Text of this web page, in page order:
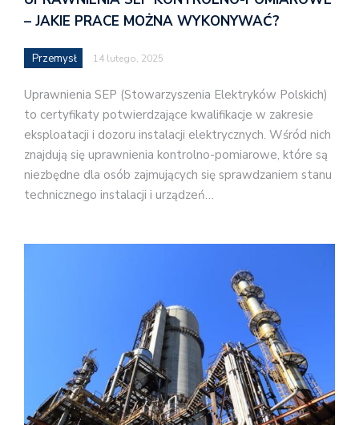
– JAKIE PRACE MOŻNA WYKONYWAĆ?
Przemysł 14 lutego, 2025
Uprawnienia SEP (Stowarzyszenia Elektryków Polskich)
to certyfikaty potwierdzające kwalifikacje w zakresie
eksploatacji i dozoru instalacji elektrycznych. Wśród nich
znajdują się uprawnienia kontrolno-pomiarowe, które są
niezbędne dla osób zajmujących się sprawdzaniem stanu
technicznego instalacji i urządzeń…